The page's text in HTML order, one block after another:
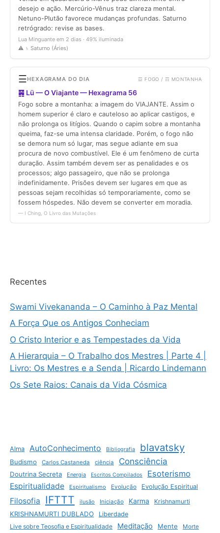
Recentes
Swami Vivekananda – O Caminho à Paz Mental
A Força Que os Antigos Conheciam
O Cristo Interior e as Tempestades da Vida
A Hierarquia – O Trabalho dos Mestres | Parte 4 |
Livro: Os Mestres e a Senda | Ricardo Lindemann
Os Sete Raios: Canais da Vida Cósmica
Alma AutoConhecimento Bibliografia blavatsky
Budismo Carlos Castaneda ciência Consciência
Doutrina Secreta Energia Escritos Compilados Esoterismo
Espiritualidade Espiritualismo Evolução Evolução Espiritual
Filosofia IFTTT ilusão Iniciação Karma Krishnamurti
KRISHNAMURTI DUBLADO
Liberdade
Live sobre Teosofia e Espiritualidade
Meditação Mente Morte